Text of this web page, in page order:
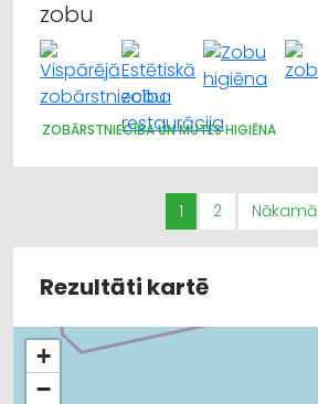
zobu
ZOBĀRSTNIECĪBA UN MUTES HIGIĒNA
1 2 Nākamā
Rezultāti kartē
+
−